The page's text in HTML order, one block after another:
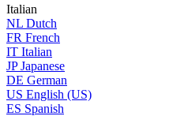
Italian
NL Dutch
FR French
IT Italian
JP Japanese
DE German
US English (US)
ES Spanish